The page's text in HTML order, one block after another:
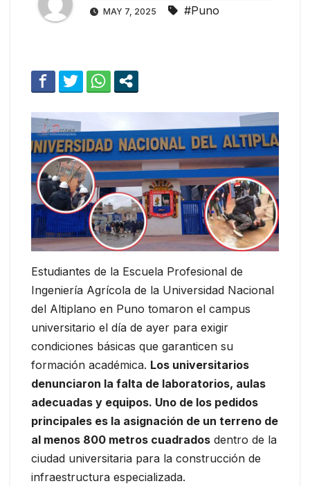
MAY 7, 2025 #Puno
Estudiantes de la Escuela Profesional de
Ingeniería Agrícola de la Universidad Nacional
del Altiplano en Puno tomaron el campus
universitario el día de ayer para exigir
condiciones básicas que garanticen su
formación académica. Los universitarios
denunciaron la falta de laboratorios, aulas
adecuadas y equipos. Uno de los pedidos
principales es la asignación de un terreno de
al menos 800 metros cuadrados dentro de la
ciudad universitaria para la construcción de
infraestructura especializada.